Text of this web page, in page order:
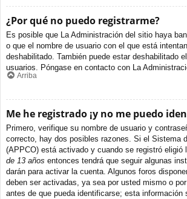
¿Por qué no puedo registrarme?
Es posible que La Administración del sitio haya
o que el nombre de usuario con el que está
deshabilitado. También puede estar deshabilitado
usuarios. Póngase en contacto con La
Arriba
Me he registrado ¡y no me puedo
Primero, verifique su nombre de usuario y
correcto, hay dos posibles razones. Si el Sistema
(APPCO) está activado y cuando se registró eligió
de 13 años entonces tendrá que seguir algunas
darán para activar la cuenta. Algunos foros
deben ser activadas, ya sea por usted mismo o
antes de que pueda identificarse; esta información